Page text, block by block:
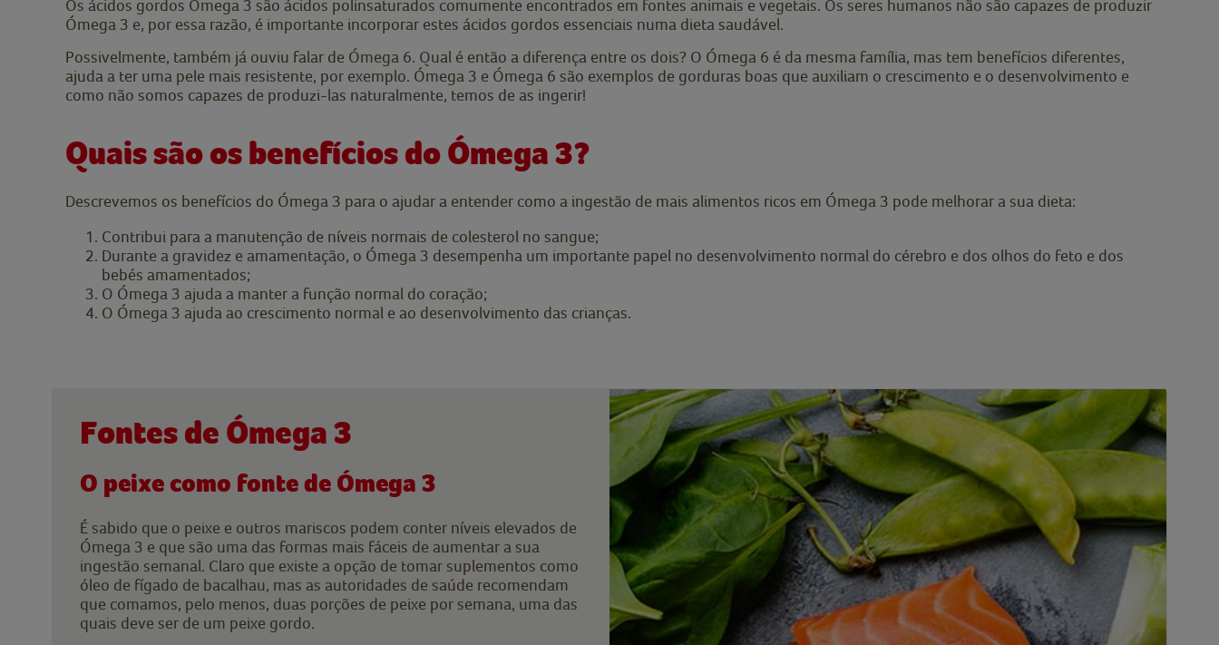
Os ácidos gordos Ómega 3 são ácidos polinsaturados comumente encontrados em fontes animais e vegetais. Os seres humanos não são capazes de produzir
Ómega 3 e, por essa razão, é importante incorporar estes ácidos gordos essenciais numa dieta saudável.
Possivelmente, também já ouviu falar de Ómega 6. Qual é então a diferença entre os dois? O Ómega 6 é da mesma família, mas tem benefícios diferentes,
ajuda a ter uma pele mais resistente, por exemplo. Ómega 3 e Ómega 6 são exemplos de gorduras boas que auxiliam o crescimento e o desenvolvimento e
como não somos capazes de produzi-las naturalmente, temos de as ingerir!
Quais são os benefícios do Ómega 3?
Descrevemos os benefícios do Ómega 3 para o ajudar a entender como a ingestão de mais alimentos ricos em Ómega 3 pode melhorar a sua dieta:
Contribui para a manutenção de níveis normais de colesterol no sangue;
Durante a gravidez e amamentação, o Ómega 3 desempenha um importante papel no desenvolvimento normal do cérebro e dos olhos do feto e dos
bebés amamentados;
O Ómega 3 ajuda a manter a função normal do coração;
O Ómega 3 ajuda ao crescimento normal e ao desenvolvimento das crianças.
Fontes de Ómega 3
O peixe como fonte de Ómega 3
É sabido que o peixe e outros mariscos podem conter níveis elevados de
Ómega 3 e que são uma das formas mais fáceis de aumentar a sua
ingestão semanal. Claro que existe a opção de tomar suplementos como
óleo de fígado de bacalhau, mas as autoridades de saúde recomendam
que comamos, pelo menos, duas porções de peixe por semana, uma das
quais deve ser de um peixe gordo.